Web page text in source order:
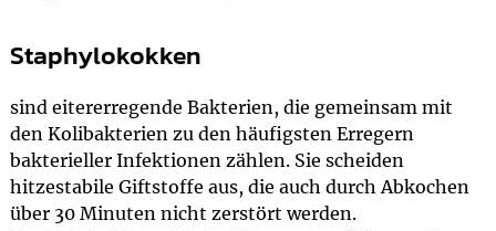
Staphylokokken
sind eitererregende Bakterien, die gemeinsam mit
den Kolibakterien zu den häufigsten Erregern
bakterieller Infektionen zählen. Sie scheiden
hitzestabile Giftstoffe aus, die auch durch Abkochen
über 30 Minuten nicht zerstört werden.